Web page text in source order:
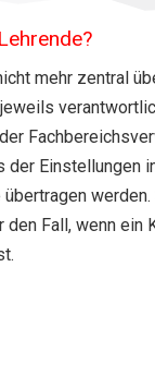
mehr zentral
Einstellungen
Fall, wenn ein